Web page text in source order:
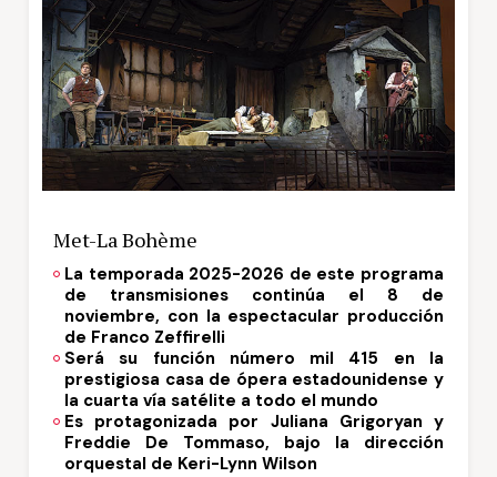
Met-La Bohème
La temporada 2025-2026 de este programa
de transmisiones continúa el 8 de
noviembre, con la espectacular producción
de Franco Zeffirelli
Será su función número mil 415 en la
prestigiosa casa de ópera estadounidense y
la cuarta vía satélite a todo el mundo
Es protagonizada por Juliana Grigoryan y
Freddie De Tommaso, bajo la dirección
orquestal de Keri-Lynn Wilson